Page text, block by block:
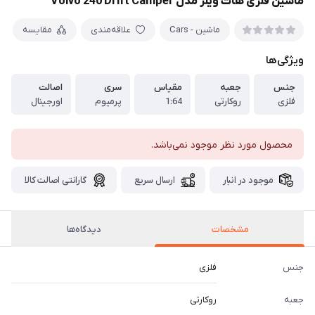
ماشین - Cars علاقه‌مندی مقایسه
ویژگی‌ها
جنس
فلزی
جعبه
روکارتی
مقیاس
1:64
سری
پرمیوم
اصالت
اورجینال
محصول مورد نظر موجود نمی‌باشد.
موجود در انبار ارسال سریع گارانتی اصالت کالا
مشخصات دیدگاه‌ها
جنس فلزی
جعبه روکارتی